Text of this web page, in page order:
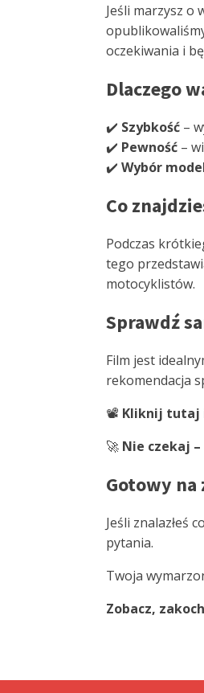
Jeśli marzysz o
oczekiwania i
Dlaczego
✔️ Szybkość –
✔️ Pewność –
✔️ Wybór
Co
Podczas
tego
motocyklistów.
Sprawdź
Film jest
rekomendacja
📽️ Kliknij tutaj
🚀 Nie czekaj
Gotowy na
Jeśli znalazłeś
pytania.
Twoja
Zobacz,